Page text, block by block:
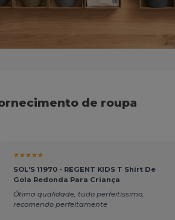
de roupa
★★★★★
SOL'S 11970 - REGENT KIDS T Shirt De
Gola Redonda Para Criança
Ótima qualidade, tudo perfeitíssimo,
recomendo perfeitamente